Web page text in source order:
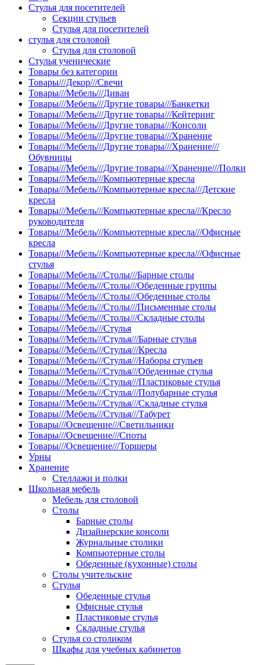
Стулья для посетителей
Секции стульев
Стулья для посетителей
стулья для столовой
Стулья для столовой
Стулья ученические
Товары без категории
Товары///Декор///Свечи
Товары///Мебель///Диван
Товары///Мебель///Другие товары///Банкетки
Товары///Мебель///Другие товары///Кейтеринг
Товары///Мебель///Другие товары///Консоли
Товары///Мебель///Другие товары///Хранение
Товары///Мебель///Другие товары///Хранение///
Обувницы
Товары///Мебель///Другие товары///Хранение///Полки
Товары///Мебель///Компьютерные кресла
Товары///Мебель///Компьютерные кресла///Детские
кресла
Товары///Мебель///Компьютерные кресла///Кресло
руководителя
Товары///Мебель///Компьютерные кресла///Офисные
кресла
Товары///Мебель///Компьютерные кресла///Офисные
стулья
Товары///Мебель///Столы///Барные столы
Товары///Мебель///Столы///Обеденные группы
Товары///Мебель///Столы///Обеденные столы
Товары///Мебель///Столы///Письменные столы
Товары///Мебель///Столы///Складные столы
Товары///Мебель///Стулья
Товары///Мебель///Стулья///Барные стулья
Товары///Мебель///Стулья///Кресла
Товары///Мебель///Стулья///Наборы стульев
Товары///Мебель///Стулья///Обеденные стулья
Товары///Мебель///Стулья///Пластиковые стулья
Товары///Мебель///Стулья///Полубарные стулья
Товары///Мебель///Стулья///Складные стулья
Товары///Мебель///Стулья///Табурет
Товары///Освещение///Светильники
Товары///Освещение///Споты
Товары///Освещение///Торшеры
Урны
Хранение
Стеллажи и полки
Школьная мебель
Мебель для столовой
Столы
Барные столы
Дизайнерские консоли
Журнальные столики
Компьютерные столы
Обеденные (кухонные) столы
Столы учительские
Стулья
Обеденные стулья
Офисные стулья
Пластиковые стулья
Складные стулья
Стулья со столиком
Шкафы для учебных кабинетов